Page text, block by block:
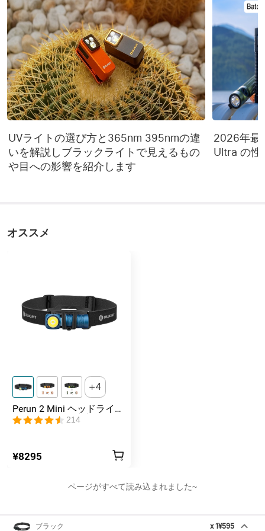
ブラック x1¥595
UVライトの選び方と365nm 395nmの違
いを解説しブラックライトで見えるもの
や目への影響を紹介します
2026年最
Ultra の性
オススメ
4
Perun 2 Mini ヘッドライト
1100ルーメン 懐中電灯
214
¥8295
ページがすべて読み込まれました~